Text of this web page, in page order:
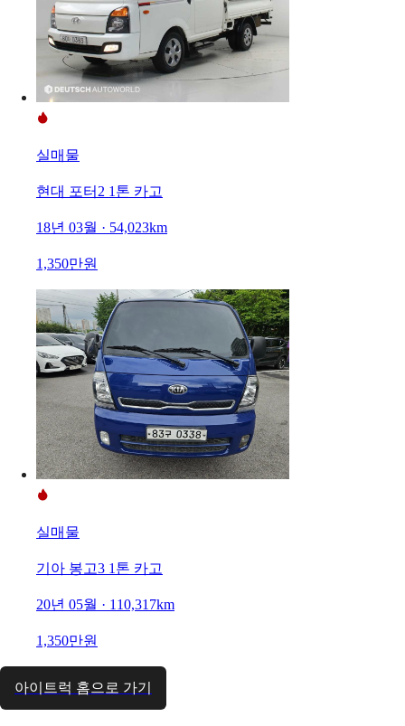
실매물
현대 포터2 1톤 카고
18년 03월 · 54,023km
1,350만원
실매물
기아 봉고3 1톤 카고
20년 05월 · 110,317km
1,350만원
아이트럭 홈으로 가기